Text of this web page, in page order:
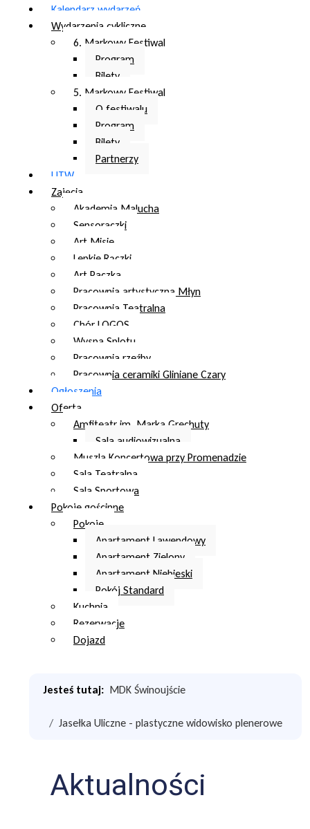
Kalendarz wydarzeń
Wydarzenia cykliczne
6. Markowy Festiwal
Program
Bilety
5. Markowy Festiwal
O festiwalu
Program
Bilety
Partnerzy
UTW
Zajęcia
Akademia Malucha
Sensoraczki
Art Misie
Lepkie Rączki
Art Paczka
Pracownia artystyczna Młyn
Pracownia Teatralna
Chór LOGOS
Wyspa Splotu
Pracownia rzeźby
Pracownia ceramiki Gliniane Czary
Ogłoszenia
Oferta
Amfiteatr im. Marka Grechuty
Sala audiowizualna
Muszla Koncertowa przy Promenadzie
Sala Teatralna
Sala Sportowa
Pokoje gościnne
Pokoje
Apartament Lawendowy
Apartament Zielony
Apartament Niebieski
Pokój Standard
Kuchnia
Rezerwacje
Dojazd
Jesteś tutaj: MDK Świnoujście
Jasełka Uliczne - plastyczne widowisko plenerowe
Aktualności